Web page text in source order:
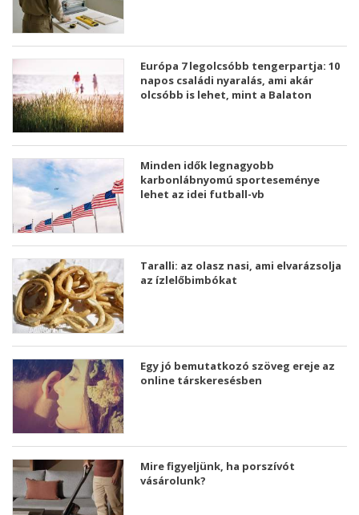
Európa 7 legolcsóbb tengerpartja: 10
napos családi nyaralás, ami akár
olcsóbb is lehet, mint a Balaton
Minden idők legnagyobb
karbonlábnyomú sporteseménye
lehet az idei futball-vb
Taralli: az olasz nasi, ami elvarázsolja
az ízlelőbimbókat
Egy jó bemutatkozó szöveg ereje az
online társkeresésben
Mire figyeljünk, ha porszívót
vásárolunk?